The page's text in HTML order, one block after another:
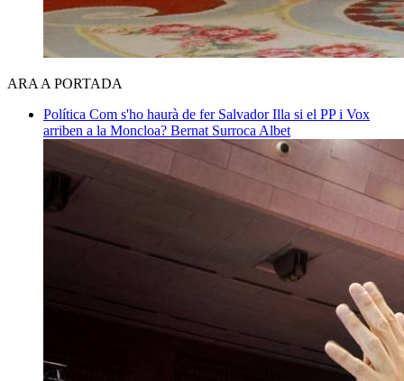
ARA A PORTADA
Política Com s'ho haurà de fer Salvador Illa si el PP i Vox
arriben a la Moncloa? Bernat Surroca Albet